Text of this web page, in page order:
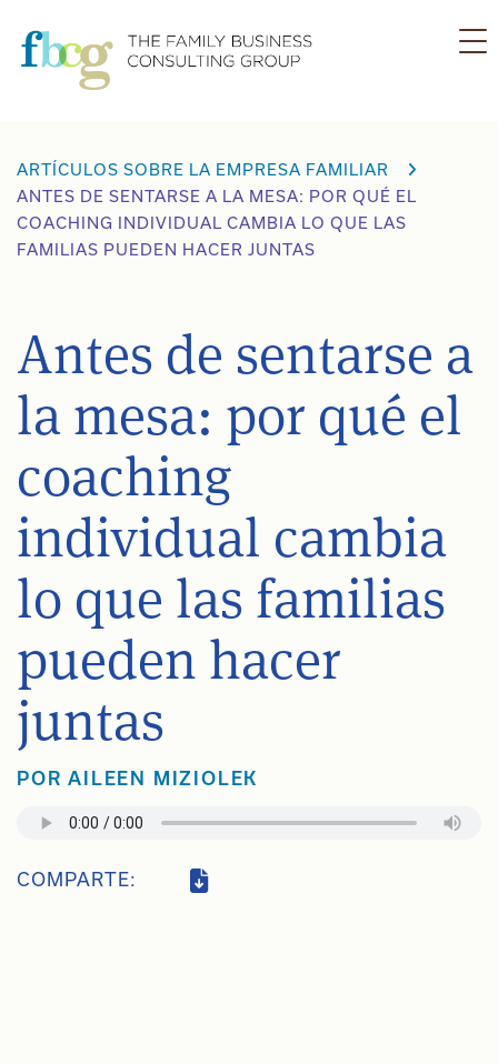
contenido
ARTÍCULOS SOBRE LA EMPRESA FAMILIAR
ANTES DE SENTARSE A LA MESA: POR QUÉ EL
COACHING INDIVIDUAL CAMBIA LO QUE LAS
FAMILIAS PUEDEN HACER JUNTAS
Antes de sentarse a
la mesa: por qué el
coaching
individual cambia
lo que las familias
pueden hacer
juntas
PORAILEEN MIZIOLEK
COMPARTE: